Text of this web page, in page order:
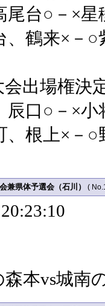
尾台○－×
、鶴来×－○
出場権決
辰口○－×
、根上×－○
兼県体予選会（石川） (
森本vs城南